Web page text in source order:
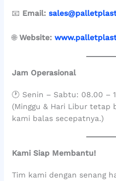
📧 Email:
🌐 Website:
Jam Operasional
🕐 Senin – Sabtu: 08.00 –
(Minggu & Hari Libur tetap
kami balas secepatnya.)
Kami Siap Membantu!
Tim kami dengan senang